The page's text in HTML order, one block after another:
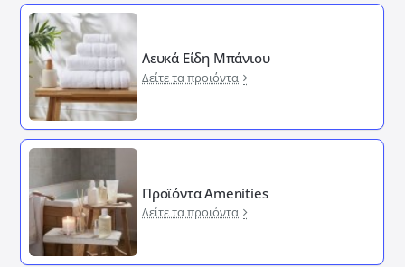
Λευκά Είδη Μπάνιου
Δείτε τα προιόντα
Προϊόντα Amenities
Δείτε τα προιόντα